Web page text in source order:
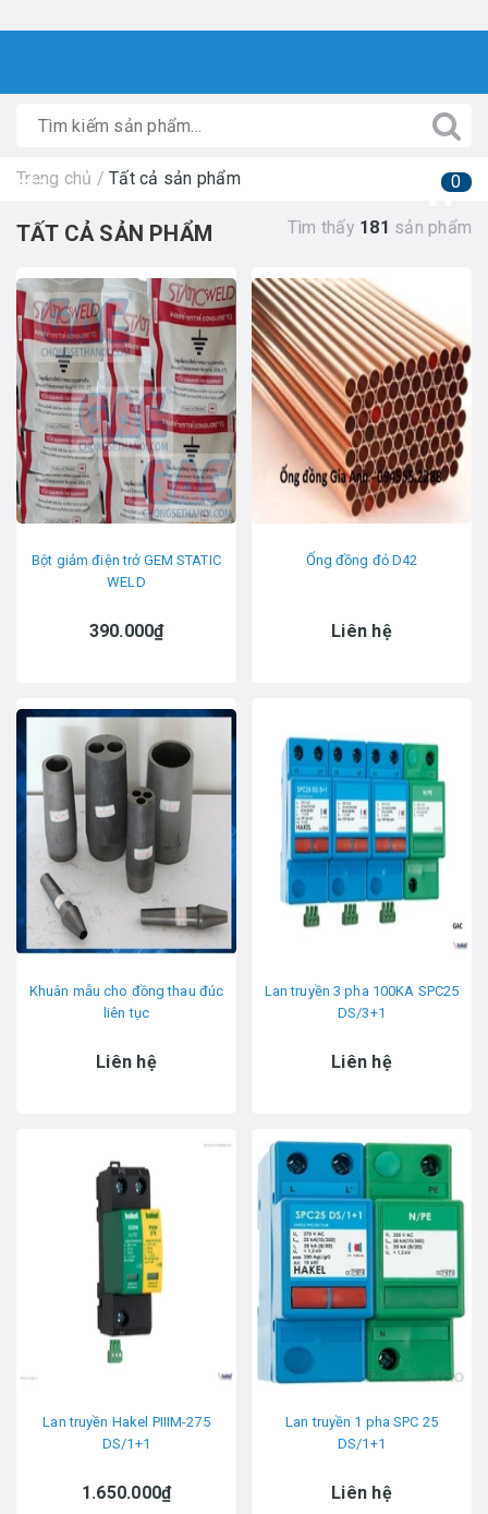
0
Trang chủ / Tất cả sản phẩm
TẤT CẢ SẢN PHẨM Tìm thấy 181 sản phẩm
Bột giảm điện trở GEM STATIC
WELD
390.000₫
Ống đồng đỏ D42
Liên hệ
Khuân mẫu cho đồng thau đúc
liên tục
Liên hệ
Lan truyền 3 pha 100KA SPC25
DS/3+1
Liên hệ
Lan truyền Hakel PIIIM-275
DS/1+1
1.650.000₫
Lan truyền 1 pha SPC 25
DS/1+1
Liên hệ